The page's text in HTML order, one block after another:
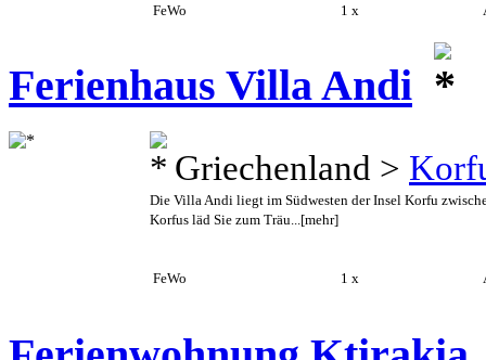
FeWo 1 x
Ferienhaus Villa Andi
Griechenland >
Die Villa Andi liegt im Südwesten der Insel Korfu
Korfus läd Sie zum Träu...[mehr]
FeWo 1 x